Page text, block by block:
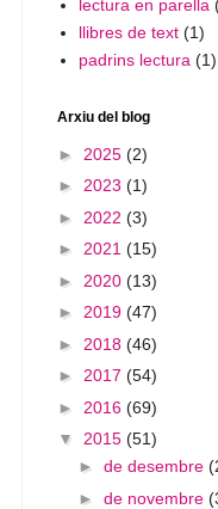
lectura en parella
llibres de text (1)
padrins lectura (1)
Arxiu del blog
► 2025 (2)
► 2023 (1)
► 2022 (3)
► 2021 (15)
► 2020 (13)
► 2019 (47)
► 2018 (46)
► 2017 (54)
► 2016 (69)
▼ 2015 (51)
► de desembre
► de novembre